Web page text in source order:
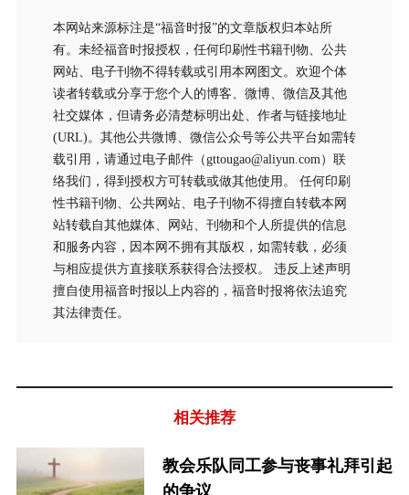
本网站来源标注是“福音时报”的文章版权归本站所
有。未经福音时报授权，任何印刷性书籍刊物、公共
网站、电子刊物不得转载或引用本网图文。欢迎个体
读者转载或分享于您个人的博客、微博、微信及其他
社交媒体，但请务必清楚标明出处、作者与链接地址
(URL)。其他公共微博、微信公众号等公共平台如需转
载引用，请通过电子邮件（gttougao@aliyun.com）联
络我们，得到授权方可转载或做其他使用。 任何印刷
性书籍刊物、公共网站、电子刊物不得擅自转载本网
站转载自其他媒体、网站、刊物和个人所提供的信息
和服务内容，因本网不拥有其版权，如需转载，必须
与相应提供方直接联系获得合法授权。 违反上述声明
擅自使用福音时报以上内容的，福音时报将依法追究
其法律责任。
相关推荐
教会乐队同工参与丧事礼拜引起
的争议